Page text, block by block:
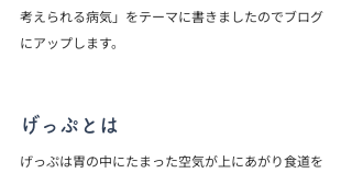
考えられる病気」をテーマに書きましたのでブログ
にアップします。
げっぷとは
げっぷは胃の中にたまった空気が上にあがり食道を